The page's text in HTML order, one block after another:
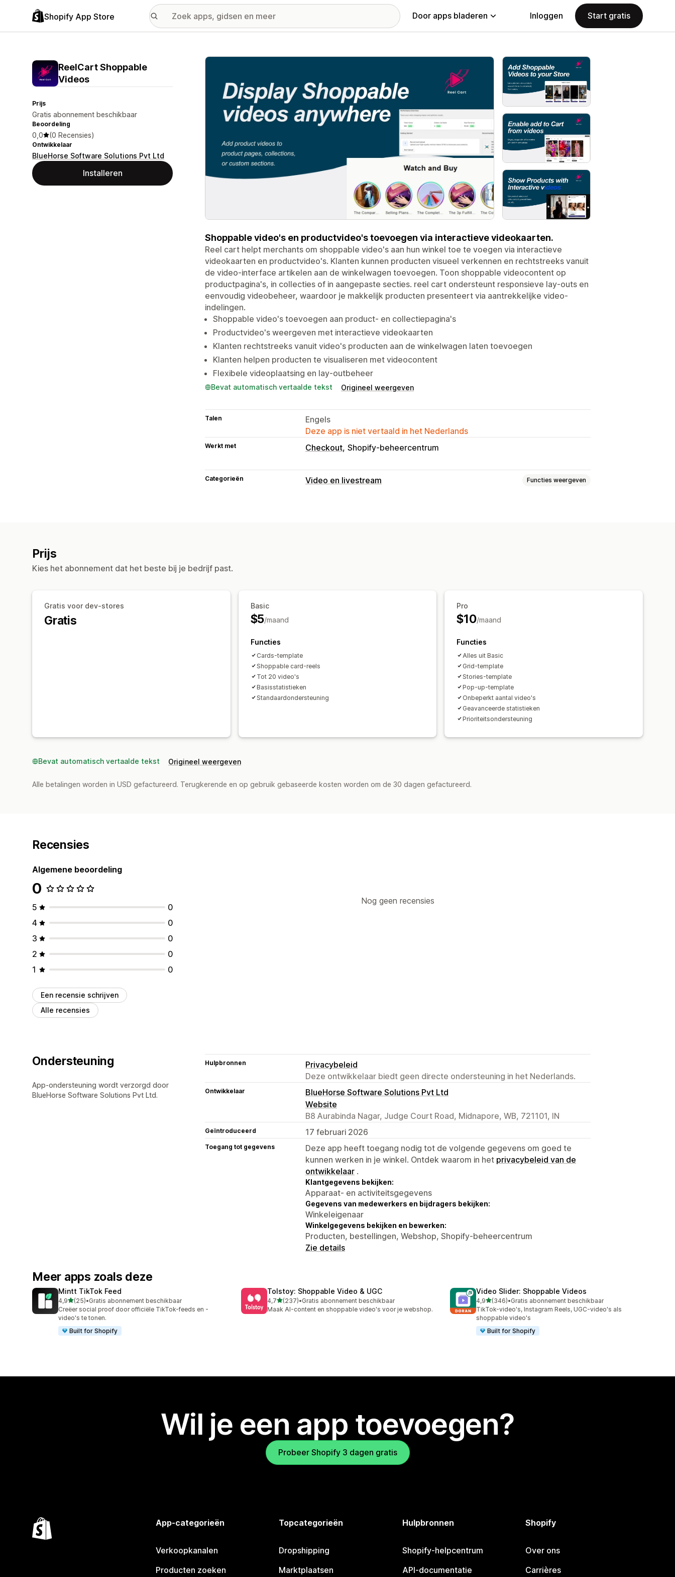
Shopify App Store Door apps bladeren Inloggen Start gratis
ReelCart Shoppable
Videos
Prijs
Gratis abonnement beschikbaar
Beoordeling
0,0 (0 Recensies)
Ontwikkelaar
BlueHorse Software Solutions Pvt Ltd
Installeren
Galerij met uitgelichte afbeeldingen
Shoppable video's en productvideo's toevoegen via interactieve videokaarten.
Reel cart helpt merchants om shoppable video's aan hun winkel toe te voegen via interactieve
videokaarten en productvideo's. Klanten kunnen producten visueel verkennen en rechtstreeks vanuit
de video-interface artikelen aan de winkelwagen toevoegen. Toon shoppable videocontent op
productpagina's, in collecties of in aangepaste secties. reel cart ondersteunt responsieve lay-outs en
eenvoudig videobeheer, waardoor je makkelijk producten presenteert via aantrekkelijke video-
indelingen.
Shoppable video's toevoegen aan product- en collectiepagina's
Productvideo's weergeven met interactieve videokaarten
Klanten rechtstreeks vanuit video's producten aan de winkelwagen laten toevoegen
Klanten helpen producten te visualiseren met videocontent
Flexibele videoplaatsing en lay-outbeheer
Bevat automatisch vertaalde tekst Origineel weergeven
Talen
Engels
Deze app is niet vertaald in het Nederlands
Werkt met Checkout Shopify-beheercentrum
Categorieën Video en livestream Functies weergeven
Prijs
Kies het abonnement dat het beste bij je bedrijf past.
Gratis voor dev-stores
Gratis
Basic
$5/maand
Functies
Cards-template
Shoppable card-reels
Tot 20 video's
Basisstatistieken
Standaardondersteuning
Pro
$10/maand
Functies
Alles uit Basic
Grid-template
Stories-template
Pop-up-template
Onbeperkt aantal video's
Geavanceerde statistieken
Prioriteitsondersteuning
Bevat automatisch vertaalde tekst Origineel weergeven
Alle betalingen worden in USD gefactureerd. Terugkerende en op gebruik gebaseerde kosten worden om de 30 dagen gefactureerd.
Recensies
Algemene beoordeling
0
5
0
4
0
3
0
2
0
1
0
Een recensie schrijven
Alle recensies
Nog geen recensies
Ondersteuning
App-ondersteuning wordt verzorgd door
BlueHorse Software Solutions Pvt Ltd.
Hulpbronnen
Privacybeleid
Deze ontwikkelaar biedt geen directe ondersteuning in het Nederlands.
Ontwikkelaar
BlueHorse Software Solutions Pvt Ltd
Website
B8 Aurabinda Nagar, Judge Court Road, Midnapore, WB, 721101, IN
Geïntroduceerd 17 februari 2026
Toegang tot gegevens
Deze app heeft toegang nodig tot de volgende gegevens om goed te
kunnen werken in je winkel. Ontdek waarom in het privacybeleid van de
ontwikkelaar .
Klantgegevens bekijken:
Apparaat- en activiteitsgegevens
Gegevens van medewerkers en bijdragers bekijken:
Winkeleigenaar
Winkelgegevens bekijken en bewerken:
Producten, bestellingen, Webshop, Shopify-beheercentrum
Zie details
Meer apps zoals deze
Mintt TikTok Feed
4,9van 5 sterren
(25)
25 recensies in totaal
•Gratis abonnement beschikbaar
Creëer social proof door officiële TikTok-feeds en -
video's te tonen.
Built for Shopify
Tolstoy: Shoppable Video & UGC
4,7van 5 sterren
(237)
237 recensies in totaal
•Gratis abonnement beschikbaar
Maak AI-content en shoppable video's voor je webshop.
Video Slider: Shoppable Videos
4,9van 5 sterren
(346)
346 recensies in totaal
•Gratis abonnement beschikbaar
TikTok-video's, Instagram Reels, UGC-video's als
shoppable video's
Built for Shopify
Wil je een app toevoegen?
Probeer Shopify 3 dagen gratis
App-categorieën
Verkoopkanalen
Producten zoeken
Topcategorieën
Dropshipping
Marktplaatsen
Hulpbronnen
Shopify-helpcentrum
API-documentatie
Shopify
Over ons
Carrières